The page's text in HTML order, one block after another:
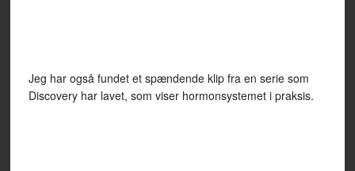
Jeg har også fundet et spændende klip fra en serie som
Discovery har lavet, som viser hormonsystemet i praksis.